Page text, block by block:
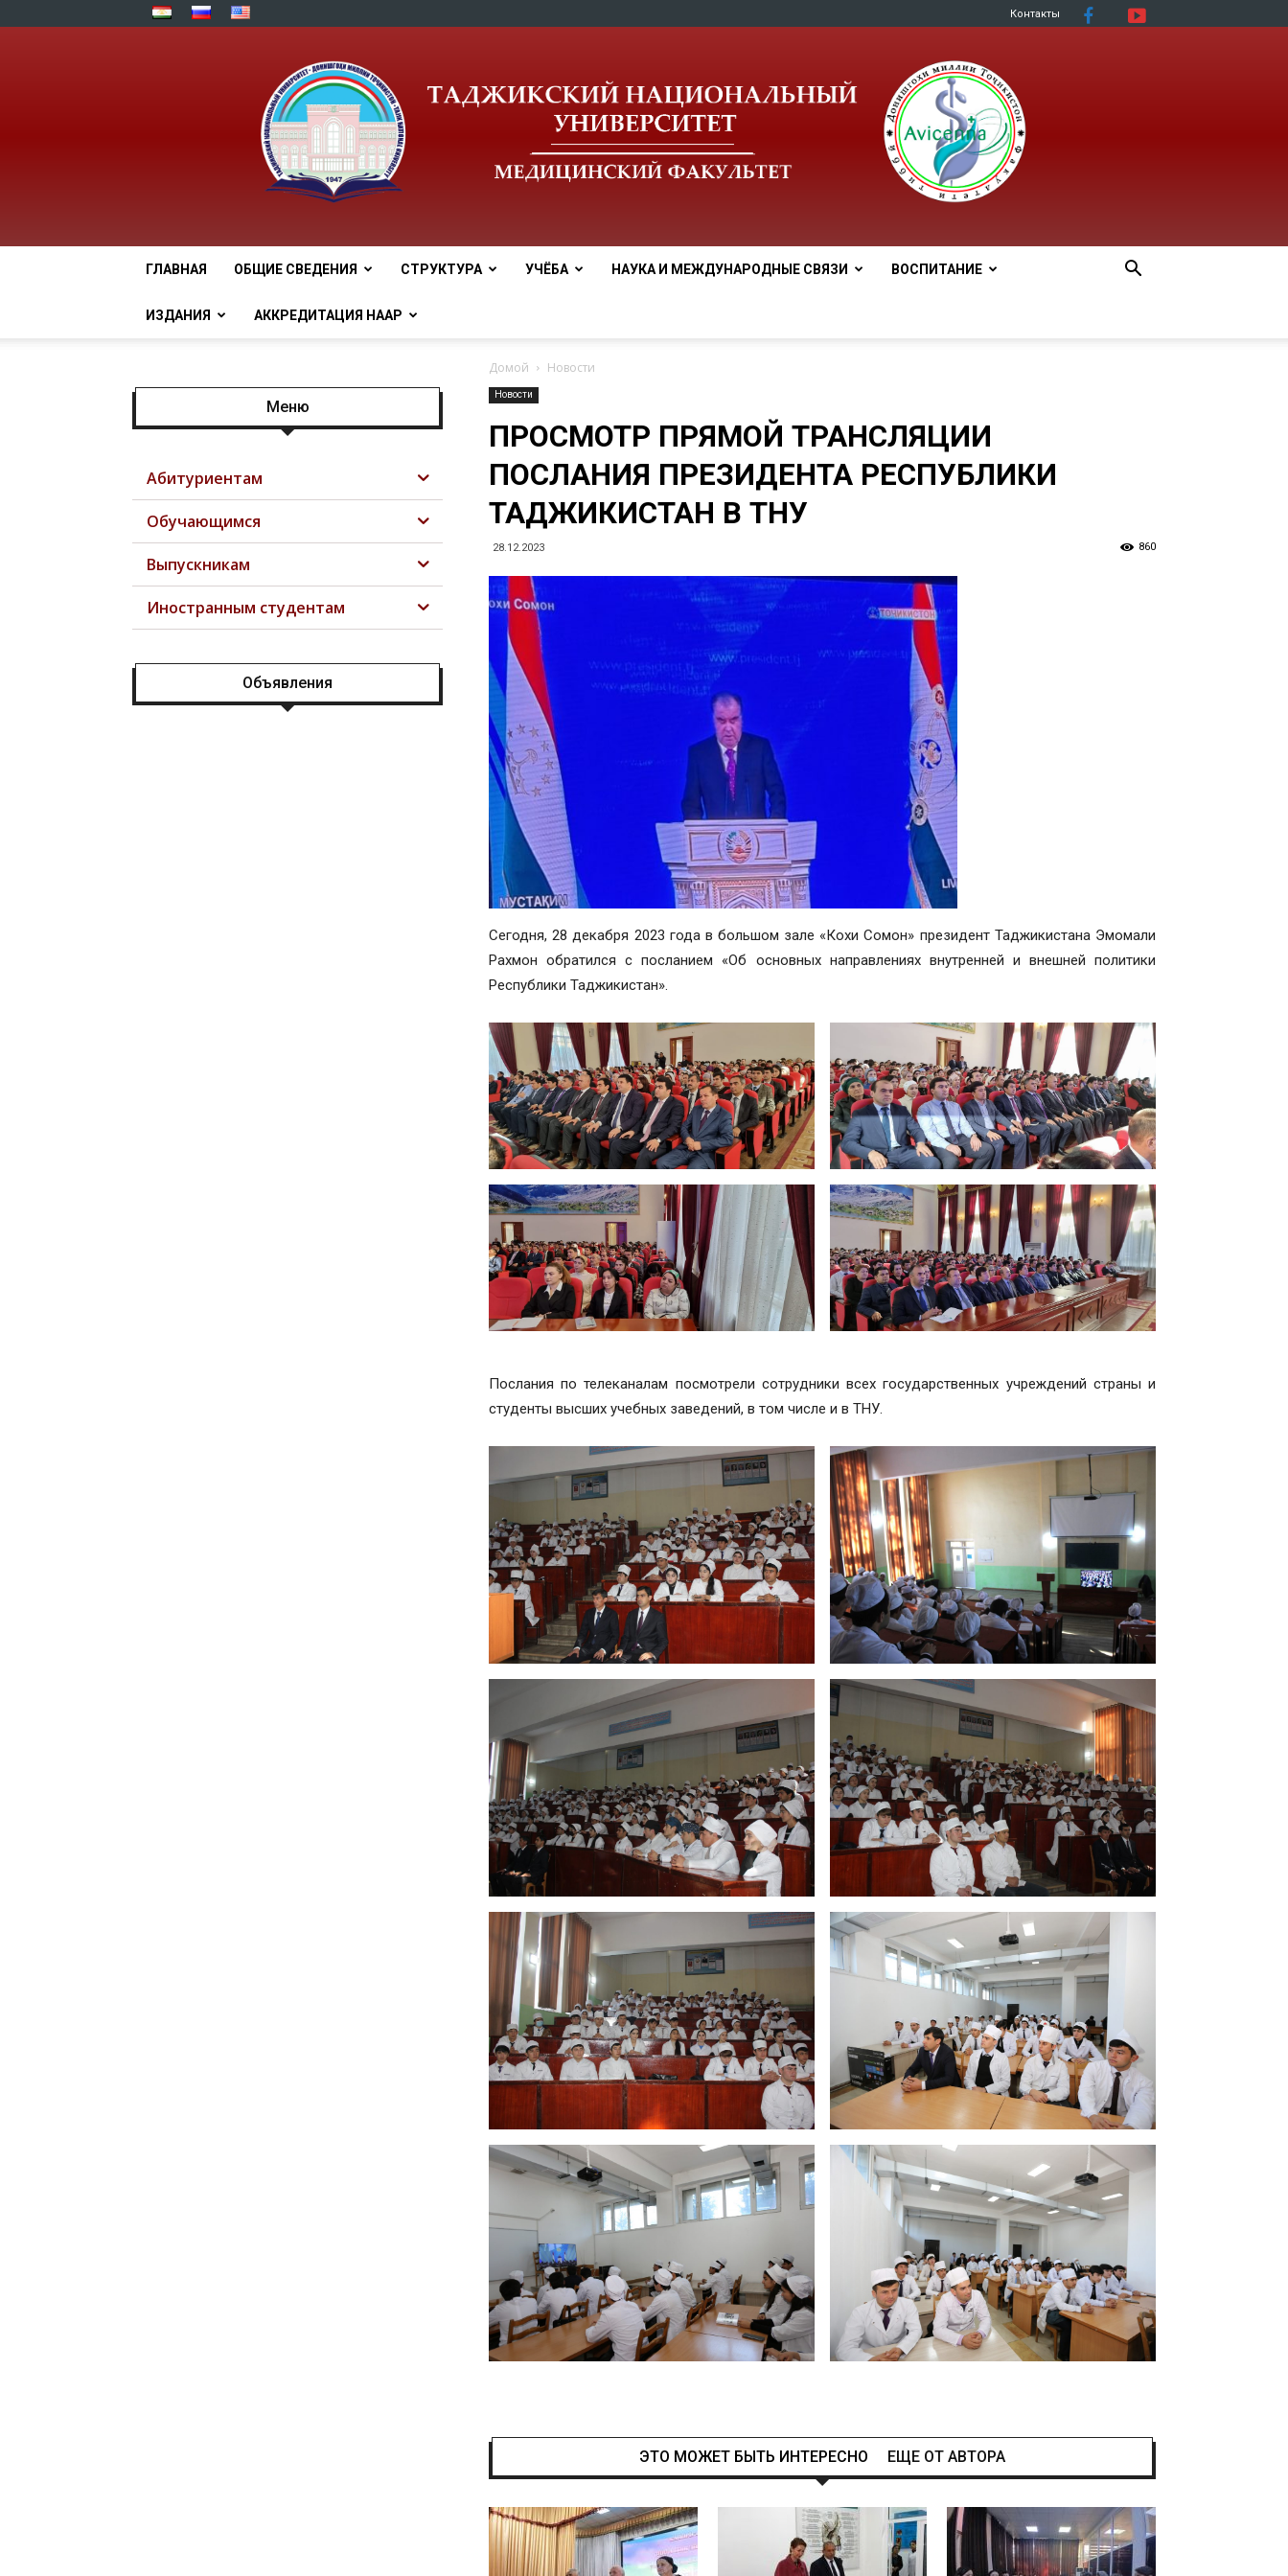
Контакты
факультет
ГЛАВНАЯ ОБЩИЕ СВЕДЕНИЯ СТРУКТУРА УЧЁБА НАУКА И МЕЖДУНАРОДНЫЕ СВЯЗИ ВОСПИТАНИЕ
ИЗДАНИЯ АККРЕДИТАЦИЯ НААР
Домой Новости
Новости
ПРОСМОТР ПРЯМОЙ ТРАНСЛЯЦИИ
ПОСЛАНИЯ ПРЕЗИДЕНТА РЕСПУБЛИКИ
ТАДЖИКИСТАН В ТНУ
28.12.2023 860
Сегодня, 28 декабря 2023 года в большом зале «Кохи Сомон» президент Таджикистана Эмомали
Рахмон обратился с посланием «Об основных направлениях внутренней и внешней политики
Республики Таджикистан».
Послания по телеканалам посмотрели сотрудники всех государственных учреждений страны и
студенты высших учебных заведений, в том числе и в ТНУ.
ЭТО МОЖЕТ БЫТЬ ИНТЕРЕСНО ЕЩЕ ОТ АВТОРА
Меню
Абитуриентам
Обучающимся
Выпускникам
Иностранным студентам
Объявления